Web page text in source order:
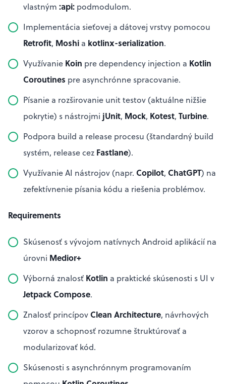
vlastným :api: podmodulom.
Implementácia sieťovej a dátovej vrstvy pomocou
Retrofit, Moshi a kotlinx-serialization.
Využívanie Koin pre dependency injection a Kotlin
Coroutines pre asynchrónne spracovanie.
Písanie a rozširovanie unit testov (aktuálne nižšie
pokrytie) s nástrojmi jUnit, Mock, Kotest, Turbine.
Podpora build a release procesu (štandardný build
systém, release cez Fastlane).
Využívanie AI nástrojov (napr. Copilot, ChatGPT) na
zefektívnenie písania kódu a riešenia problémov.
Requirements
Skúsenosť s vývojom natívnych Android aplikácií na
úrovni Medior+
Výborná znalosť Kotlin a praktické skúsenosti s UI v
Jetpack Compose.
Znalosť princípovClean Architecture, návrhových
vzorov a schopnosť rozumne štruktúrovať a
modularizovať kód.
Skúsenosti s asynchrónnym programovaním